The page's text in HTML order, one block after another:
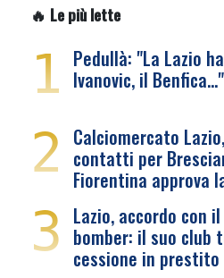
🔥 Le più lette
1 Pedullà: "La Lazio
Ivanovic, il Benfica…"
2 Calciomercato
contatti per
Fiorentina approva
3 Lazio, accordo con
bomber: il suo club
cessione in